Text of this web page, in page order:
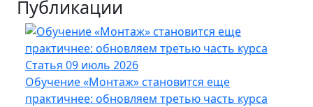
Публикации
Статья 09 июль 2026
Обучение «Монтаж» становится еще
практичнее: обновляем третью часть курса